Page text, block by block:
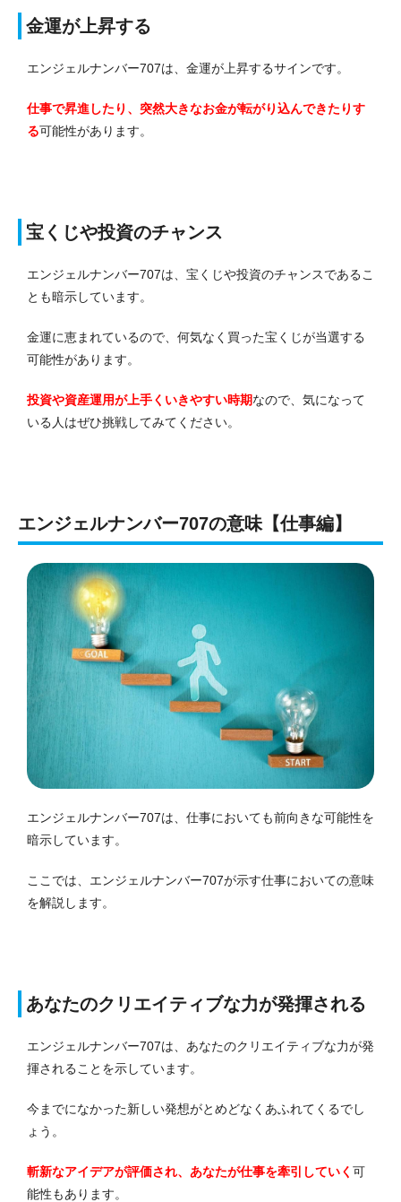
金運が上昇する
エンジェルナンバー707は、金運が上昇するサインです。
仕事で昇進したり、突然大きなお金が転がり込んできたりす
る可能性があります。
宝くじや投資のチャンス
エンジェルナンバー707は、宝くじや投資のチャンスであるこ
とも暗示しています。
金運に恵まれているので、何気なく買った宝くじが当選する
可能性があります。
投資や資産運用が上手くいきやすい時期なので、気になって
いる人はぜひ挑戦してみてください。
エンジェルナンバー707の意味【仕事編】
エンジェルナンバー707は、仕事においても前向きな可能性を
暗示しています。
ここでは、エンジェルナンバー707が示す仕事においての意味
を解説します。
あなたのクリエイティブな力が発揮される
エンジェルナンバー707は、あなたのクリエイティブな力が発
揮されることを示しています。
今までになかった新しい発想がとめどなくあふれてくるでし
ょう。
斬新なアイデアが評価され、あなたが仕事を牽引していく 可
能性もあります。